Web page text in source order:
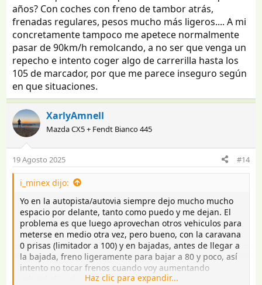
una distancia de frenada de unos 80 metros (segun la
IA de google) asi que con una caravana detras puedes
ser tranquilamente 100 metros o mas
Hay normas que son estupidas y sin sentido... pero lo de
ir a 90km/h llevando una caravana tiene un sentido
razonado, seguridad! en otros paises se limita a
100km/h, lo de los franceses es una anomalia que
puedan ir a esa velocidad, yo he viajado por alli y no
pasaba de 90 ni en broma.
años? Con coches con freno de tambor atrás,
frenadas regulares, pesos mucho más ligeros.... A mi
concretamente tampoco me apetece normalmente
pasar de 90km/h remolcando, a no ser que venga un
repecho e intento coger algo de carrerilla hasta los
105 de marcador, por que me parece inseguro según
en que situaciones.
XarlyAmnell
Mazda CX5 + Fendt Bianco 445
19 Agosto 2025 #14
i_minex dijo:
Yo en la autopista/autovia siempre dejo mucho mucho
espacio por delante, tanto como puedo y me dejan. El
problema es que luego aprovechan otros vehiculos para
meterse en medio otra vez, pero bueno, con la caravana
0 prisas (limitador a 100) y en bajadas, antes de llegar a
la bajada, freno ligeramente para bajar a 80 y poco, así
intento no tocar frenos cuando voy aumentando
velocidad, o si no, lo mínimo posible.
Haz clic para expandir...